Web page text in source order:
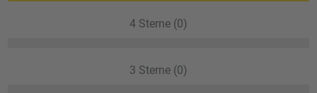
4 Sterne (0)
3 Sterne (0)